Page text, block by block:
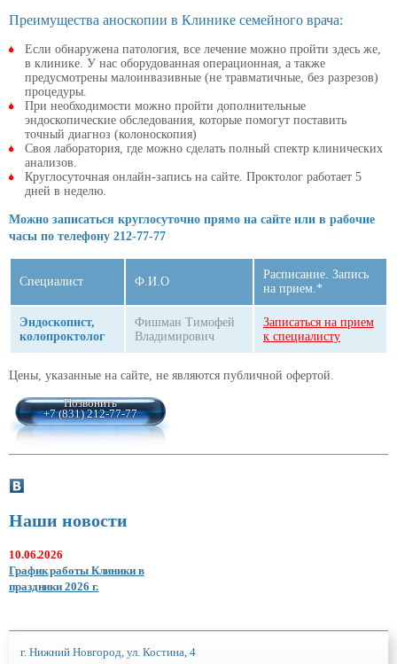
Преимущества аноскопии в Клинике семейного врача:
Если обнаружена патология, все лечение можно пройти здесь же,
в клинике. У нас оборудованная операционная, а также
предусмотрены малоинвазивные (не травматичные, без разрезов)
процедуры.
При необходимости можно пройти дополнительные
эндоскопические обследования, которые помогут поставить
точный диагноз (колоноскопия)
Своя лаборатория, где можно сделать полный спектр клинических
анализов.
Круглосуточная онлайн-запись на сайте. Проктолог работает 5
дней в неделю.
Можно записаться круглосуточно прямо на сайте или в рабочие
часы по телефону 212-77-77
Специалист Ф.И.О
Расписание. Запись
на прием.*
Эндоскопист,
колопроктолог
Фишман Тимофей
Владимирович
Записаться на прием
к специалисту
Цены, указанные на сайте, не являются публичной офертой.
Позвонить
+7 (831) 212-77-77
Наши новости
10.06.2026
График работы Клиники в
праздники 2026 г.
г. Нижний Новгород, ул. Костина, 4